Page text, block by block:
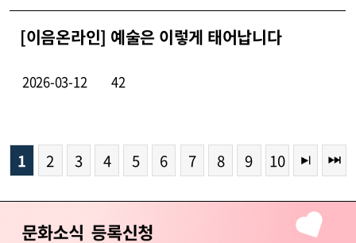
[이음온라인] 예술은 이렇게 태어납니다
2026-03-12 42
1 2 3 4 5 6 7 8 9 10